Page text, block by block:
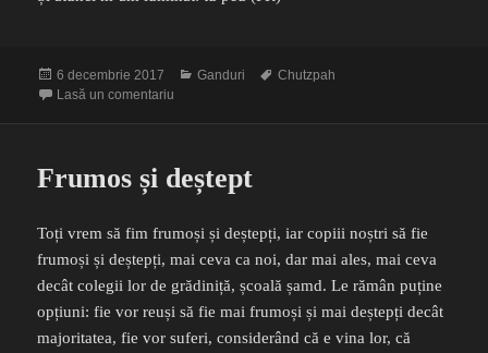
Publicat
pe
6 decembrie 2017 Categorii
Ganduri Etichete
Chutzpah
Lasă un comentariu
Frumos și deștept
Toți vrem să fim frumoși și deștepți, iar copiii noștri să fie
frumoși și deștepți, mai ceva ca noi, dar mai ales, mai ceva
decât colegii lor de grădiniță, școală șamd. Le rămân puține
opțiuni: fie vor reuși să fie mai frumoși și mai deștepți decât
majoritatea, fie vor suferi, considerând că e vina lor, că